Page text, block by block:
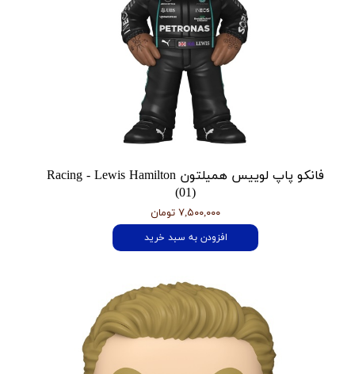
فانکو پاپ لوییس همیلتون Racing - Lewis Hamilton
(01)
۷,۵۰۰,۰۰۰ تومان
افزودن به سبد خرید